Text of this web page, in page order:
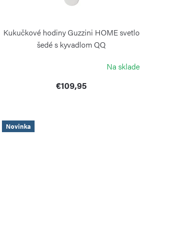
Kukučkové hodiny Guzzini HOME svetlo
šedé s kyvadlom QQ
Na sklade
€109,95
Novinka